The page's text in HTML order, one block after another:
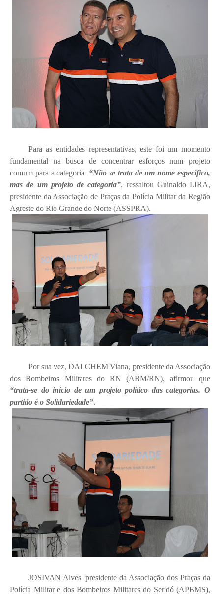
Para as entidades representativas, este foi um momento
fundamental na busca de concentrar esforços num projeto
comum para a categoria. “Não se trata de um nome específico,
mas de um projeto de categoria”, ressaltou Guinaldo LIRA,
presidente da Associação de Praças da Polícia Militar da Região
Agreste do Rio Grande do Norte (ASSPRA).
Por sua vez, DALCHEM Viana, presidente da Associação
dos Bombeiros Militares do RN (ABM/RN), afirmou que
“trata-se do início de um projeto político das categorias. O
partido é o Solidariedade”.
JOSIVAN Alves, presidente da Associação dos Praças da
Polícia Militar e dos Bombeiros Militares do Seridó (APBMS),